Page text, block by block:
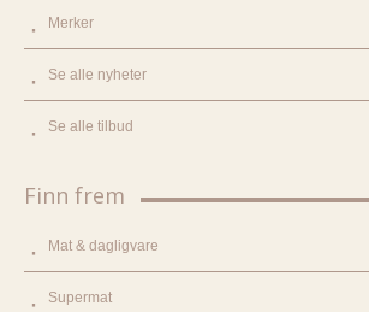
Merker
Se alle nyheter
Se alle tilbud
Finn frem
Mat & dagligvare
Supermat